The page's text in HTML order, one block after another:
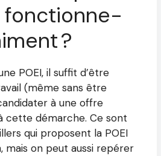
?
POEI, il suffit d’être
(même sans être
à une offre
cette démarche. Ce sont
qui proposent la POEI
mais on peut aussi repérer